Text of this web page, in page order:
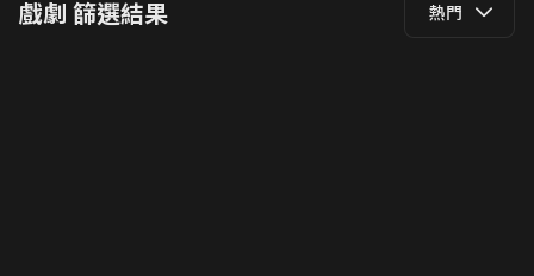
戲劇 篩選結果 熱門